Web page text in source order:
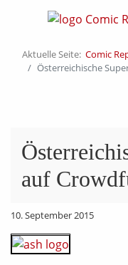
Aktuelle Seite: Comic
Österreichische
auf
10. September 2015